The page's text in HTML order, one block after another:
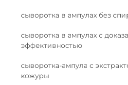
сыворотка в ампулах без
сыворотка в ампулах с
эффективностью
сыворотка-ампула с
кожуры